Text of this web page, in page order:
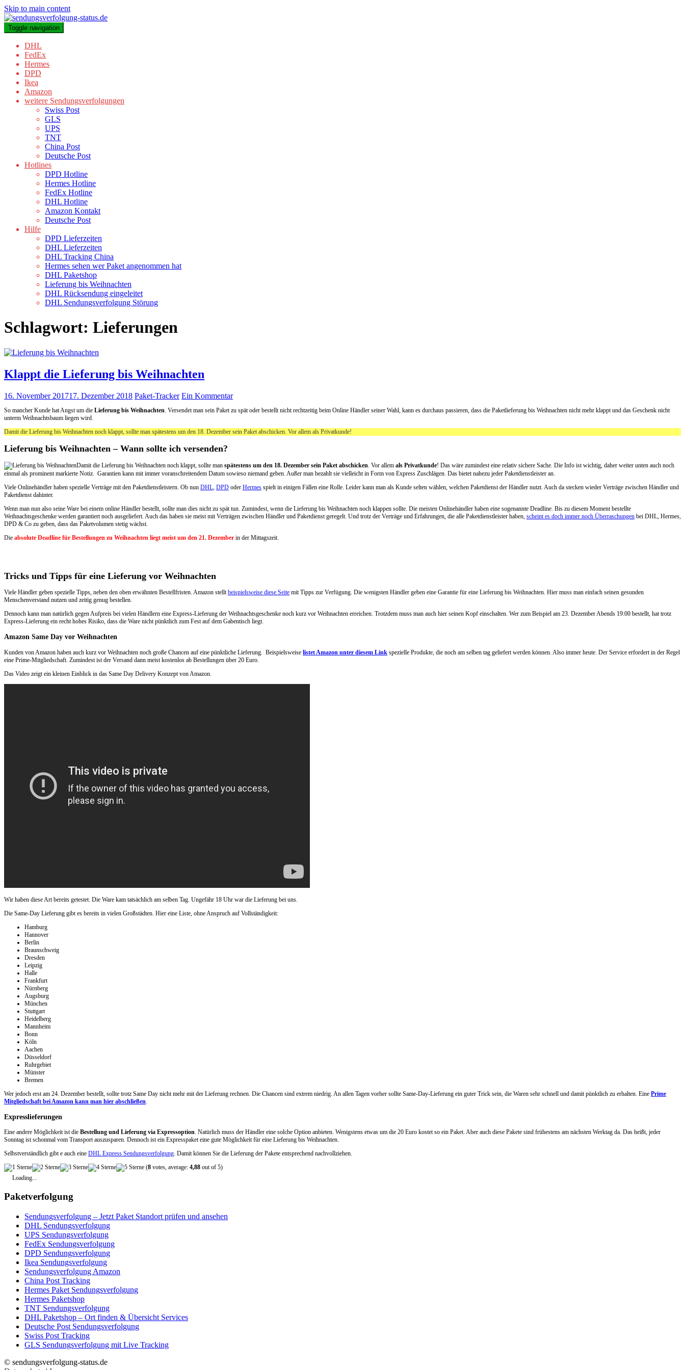
Skip to main content
Toggle navigation
DHL
FedEx
Hermes
DPD
Ikea
Amazon
weitere Sendungsverfolgungen
Swiss Post
GLS
UPS
TNT
China Post
Deutsche Post
Hotlines
DPD Hotline
Hermes Hotline
FedEx Hotline
DHL Hotline
Amazon Kontakt
Deutsche Post
Hilfe
DPD Lieferzeiten
DHL Lieferzeiten
DHL Tracking China
Hermes sehen wer Paket angenommen hat
DHL Paketshop
Lieferung bis Weihnachten
DHL Rücksendung eingeleitet
DHL Sendungsverfolgung Störung
Schlagwort: Lieferungen
Klappt die Lieferung bis Weihnachten
16. November 201717. Dezember 2018 Paket-Tracker Ein Kommentar
So mancher Kunde hat Angst um die Lieferung bis Weihnachten . Versendet man sein Paket zu spät oder bestellt nicht rechtzeitig beim Online Händler seiner Wahl, kann es durchaus passieren, dass die Paketlieferung bis Weihnachten nicht mehr klappt und das Geschenk nicht
unterm Weihnachtsbaum liegen wird.
Damit die Lieferung bis Weihnachten noch klappt, sollte man spätestens um den 18. Dezember sein Paket abschicken. Vor allem als Privatkunde!
Lieferung bis Weihnachten – Wann sollte ich versenden?
Damit die Lieferung bis Weihnachten noch klappt, sollte man spätestens um den 18. Dezember sein Paket abschicken . Vor allem als Privatkunde! Das wäre zumindest eine relativ sichere Sache. Die Info ist wichtig, daher weiter unten auch noch
einmal als prominent markierte Notiz. Garantien kann mit immer voranschreitendem Datum sowieso niemand geben. Außer man bezahlt sie vielleicht in Form von Express Zuschlägen. Das bietet nahezu jeder Paketdienstleister an.
Viele Onlinehändler haben spezielle Verträge mit den Paketdienstleistern. Ob nun DHL DPD oder Hermes spielt in einigen Fällen eine Rolle. Leider kann man als Kunde selten wählen, welchen Paketdienst der Händler nutzt. Auch da stecken wieder Verträge zwischen Händler und
Paketdienst dahinter.
Wenn man nun also seine Ware bei einem online Händler bestellt, sollte man dies nicht zu spät tun. Zumindest, wenn die Lieferung bis Weihnachten noch klappen sollte. Die meisten Onlinehändler haben eine sogenannte Deadline. Bis zu diesem Moment bestellte
Weihnachtsgeschenke werden garantiert noch ausgeliefert. Auch das haben sie meist mit Verträgen zwischen Händler und Paketdienst geregelt. Und trotz der Verträge und Erfahrungen, die alle Paketdienstleister haben, scheint es doch immer noch Überraschungen bei DHL, Hermes,
DPD & Co zu geben, dass das Paketvolumen stetig wächst.
Die absolute Deadline für Bestellungen zu Weihnachten liegt meist um den 21. Dezember in der Mittagszeit.
Tricks und Tipps für eine Lieferung vor Weihnachten
Viele Händler geben spezielle Tipps, neben den oben erwähnten Bestellfristen. Amazon stelltbeispielsweise diese Seite mit Tipps zur Verfügung. Die wenigsten Händler geben eine Garantie für eine Lieferung bis Weihnachten. Hier muss man einfach seinen gesunden
Menschenverstand nutzen und zeitig genug bestellen.
Dennoch kann man natürlich gegen Aufpreis bei vielen Händlern eine Express-Lieferung der Weihnachtsgeschenke noch kurz vor Weihnachten erreichen. Trotzdem muss man auch hier seinen Kopf einschalten. Wer zum Beispiel am 23. Dezember Abends 19:00 bestellt, hat trotz
Express-Lieferung ein recht hohes Risiko, dass die Ware nicht pünktlich zum Fest auf dem Gabentisch liegt.
Amazon Same Day vor Weihnachten
Kunden von Amazon haben auch kurz vor Weihnachten noch große Chancen auf eine pünktliche Lieferung. Beispielsweise listet Amazon unter diesem Link spezielle Produkte, die noch am selben tag geliefert werden können. Also immer heute. Der Service erfordert in der Regel
eine Prime-Mitgliedschaft. Zumindest ist der Versand dann meist kostenlos ab Bestellungen über 20 Euro.
Das Video zeigt ein kleinen Einblick in das Same Day Delivery Konzept von Amazon.
Wir haben diese Art bereits getestet. Die Ware kam tatsächlich am selben Tag. Ungefähr 18 Uhr war die Lieferung bei uns.
Die Same-Day Lieferung gibt es bereits in vielen Großstädten. Hier eine Liste, ohne Anspruch auf Vollständigkeit:
Hamburg
Hannover
Berlin
Braunschweig
Dresden
Leipzig
Halle
Frankfurt
Nürnberg
Augsburg
München
Stuttgart
Heidelberg
Mannheim
Bonn
Köln
Aachen
Düsseldorf
Ruhrgebiet
Münster
Bremen
Wer jedoch erst am 24. Dezember bestellt, sollte trotz Same Day nicht mehr mit der Lieferung rechnen. Die Chancen sind extrem niedrig. An allen Tagen vorher sollte Same-Day-Lieferung ein guter Trick sein, die Waren sehr schnell und damit pünktlich zu erhalten. Eine Prime
Mitgliedschaft bei Amazon kann man hier abschließen
Expresslieferungen
Eine andere Möglichkeit ist die Bestellung und Lieferung via Expressoption . Natürlich muss der Händler eine solche Option anbieten. Wenigstens etwas um die 20 Euro kostet so ein Paket. Aber auch diese Pakete sind frühestens am nächsten Werktag da. Das heißt, jeder
Sonntag ist schonmal vom Transport auszusparen. Dennoch ist ein Expresspaket eine gute Möglichkeit für eine Lieferung bis Weihnachten.
Selbstverständlich gibt e auch eine DHL Express Sendungsverfolgung . Damit können Sie die Lieferung der Pakete entsprechend nachvollziehen.
(8 votes, average: 4,88 out of 5)
Loading...
Paketverfolgung
Sendungsverfolgung – Jetzt Paket Standort prüfen und ansehen
DHL Sendungsverfolgung
UPS Sendungsverfolgung
FedEx Sendungsverfolgung
DPD Sendungsverfolgung
Ikea Sendungsverfolgung
Sendungsverfolgung Amazon
China Post Tracking
Hermes Paket Sendungsverfolgung
Hermes Paketshop
TNT Sendungsverfolgung
DHL Paketshop – Ort finden & Übersicht Services
Deutsche Post Sendungsverfolgung
Swiss Post Tracking
GLS Sendungsverfolgung mit Live Tracking
© sendungsverfolgung-status.de